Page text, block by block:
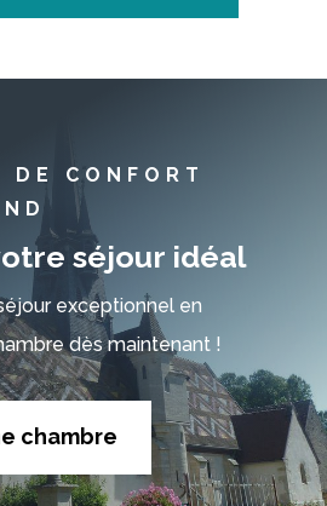
DE CONFORT
séjour idéal
exceptionnel en
dès maintenant !
chambre